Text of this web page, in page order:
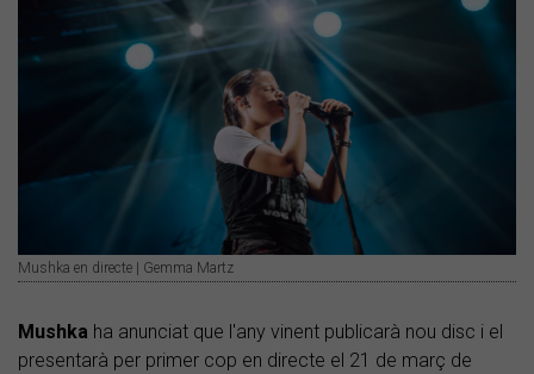
Mushka en directe | Gemma Martz
Mushka ha anunciat que l'any vinent publicarà nou disc i el
presentarà per primer cop en directe el 21 de març de